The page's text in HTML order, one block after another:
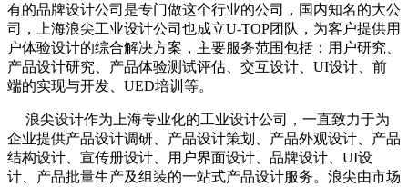
有的品牌设计公司是专门做这个行业的公司，国内知名的大公
司，上海浪尖工业设计公司也成立U-TOP团队，为客户提供用
户体验设计的综合解决方案，主要服务范围包括：用户研究、
产品设计研究、产品体验测试评估、交互设计、UI设计、前
端的实现与开发、UED培训等。
浪尖设计作为上海专业化的工业设计公司，一直致力于为
企业提供产品设计调研、产品设计策划、产品外观设计、产品
结构设计、宣传册设计、用户界面设计、品牌设计、UI设
计、产品批量生产及组装的一站式产品设计服务。浪尖由市场